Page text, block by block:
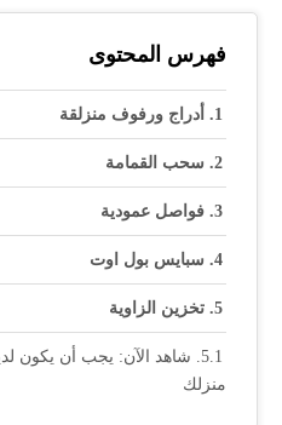
فهرس المحتوى
أدراج ورفوف منزلقة
سحب القمامة
فواصل عمودية
سبايس بول اوت
تخزين الزاوية
شاهد الآن: يجب أن يكون
منزلك